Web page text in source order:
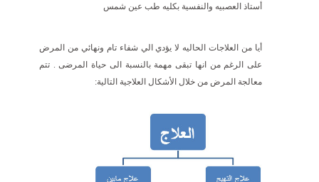
أستاذ العصبيه والنفسية بكليه طب عين شمس
أيا من العلاجات الحاليه لا يؤدي الي شفاء تام ونهائي من المرض
على الرغم من انها تبقى مهمة بالنسبة الى حياة المرضى . تتم
معالجة المرض من خلال الأشكال العلاجية التالية: